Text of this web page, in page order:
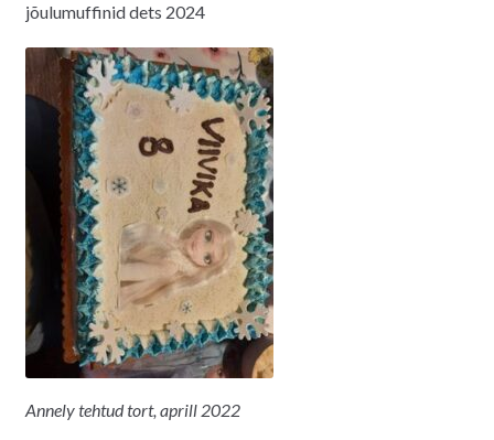
jõulumuffinid dets 2024
Annely tehtud tort, aprill 2022